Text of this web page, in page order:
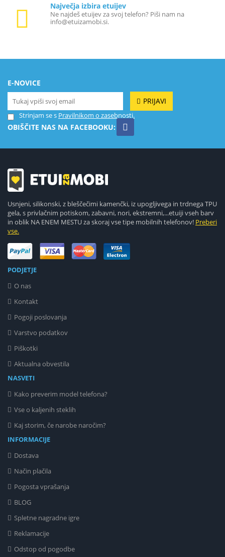
Največja izbira etuijev
Ne najdeš etuijev za svoj telefon? Piši nam na
info@etuizamobi.si.
E-NOVICE
PRIJAVI
Strinjam se s Pravilnikom o zasebnosti.
OBIŠČITE NAS NA FACEBOOKU:
Usnjeni, silikonski, z bleščečimi kamenčki, iz upogljivega in trdnega TPU
gela, s privlačnim potiskom, zabavni, nori, ekstremni,...etuiji vseh barv
in oblik NA ENEM MESTU za skoraj vse tipe mobilnih telefonov! Preberi
vse.
PODJETJE
O nas
Kontakt
Pogoji poslovanja
Varstvo podatkov
Piškotki
Aktualna obvestila
NASVETI
Kako preverim model telefona?
Vse o kaljenih steklih
Kaj storim, če narobe naročim?
INFORMACIJE
Dostava
Način plačila
Pogosta vprašanja
BLOG
Spletne nagradne igre
Reklamacije
Odstop od pogodbe